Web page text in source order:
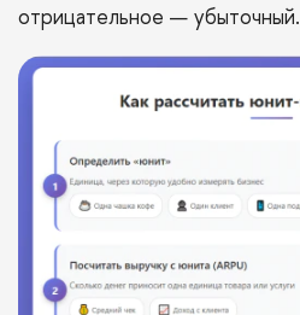
отрицательное — убыточный.